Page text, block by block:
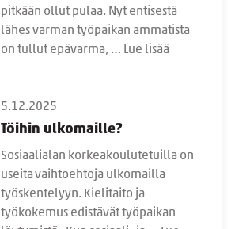
pitkään ollut pulaa. Nyt entisestä
lähes varman työpaikan ammatista
on tullut epävarma, … Lue lisää
5.12.2025
Töihin ulkomaille?
Sosiaalialan korkeakoulutetuilla on
useita vaihtoehtoja ulkomailla
työskentelyyn. Kielitaito ja
työkokemus edistävät työpaikan